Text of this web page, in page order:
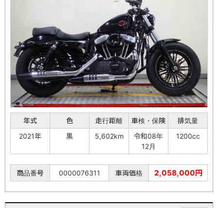
年式 色 走行距離 車検・保険
排気量
2021年
黒 5,602km
令和08年
12月
1200cc
商品番号 0000076311 車両価格 2,058,000円